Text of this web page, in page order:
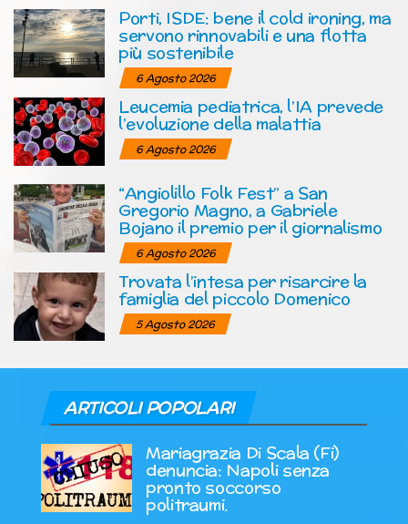
Porti, ISDE: bene il cold ironing, ma
servono rinnovabili e una flotta
più sostenibile
6 Agosto 2026
Leucemia pediatrica, l’IA prevede
l’evoluzione della malattia
6 Agosto 2026
“Angiolillo Folk Fest” a San
Gregorio Magno, a Gabriele
Bojano il premio per il giornalismo
6 Agosto 2026
Trovata l’intesa per risarcire la
famiglia del piccolo Domenico
5 Agosto 2026
ARTICOLI POPOLARI
Mariagrazia Di Scala (Fi)
denuncia: Napoli senza
pronto soccorso
politraumi.